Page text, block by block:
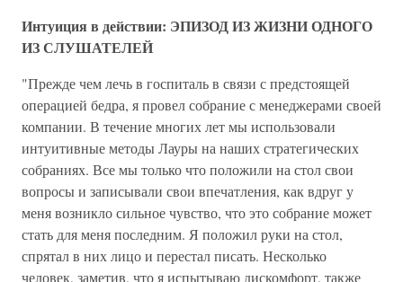
Интуиция в действии: ЭПИЗОД ИЗ ЖИЗНИ ОДНОГО
ИЗ СЛУШАТЕЛЕЙ
"Прежде чем лечь в госпиталь в связи с предстоящей
операцией бедра, я провел собрание с менеджерами своей
компании. В течение многих лет мы использовали
интуитивные методы Лауры на наших стратегических
собраниях. Все мы только что положили на стол свои
вопросы и записывали свои впечатления, как вдруг у
меня возникло сильное чувство, что это собрание может
стать для меня последним. Я положил руки на стол,
спрятал в них лицо и перестал писать. Несколько
человек, заметив, что я испытываю дискомфорт, также